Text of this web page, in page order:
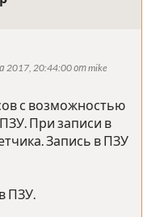
2017, 20:44:00 от mike
с возможностью
При записи в
Запись в ПЗУ
ПЗУ.